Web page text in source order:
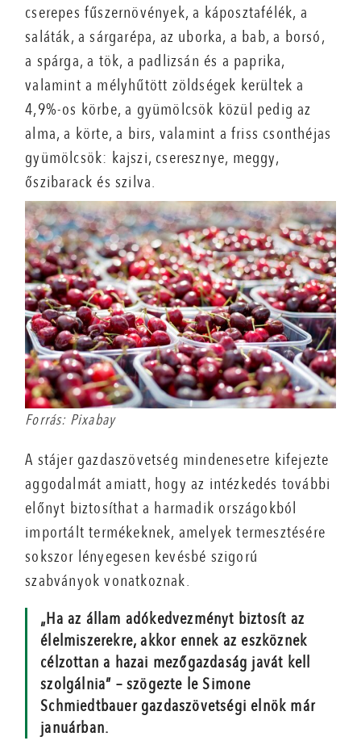
cserepes fűszernövények, a káposztafélék, a
saláták, a sárgarépa, az uborka, a bab, a borsó,
a spárga, a tök, a padlizsán és a paprika,
valamint a mélyhűtött zöldségek kerültek a
4,9%-os körbe, a gyümölcsök közül pedig az
alma, a körte, a birs, valamint a friss csonthéjas
gyümölcsök: kajszi, cseresznye, meggy,
őszibarack és szilva.
Forrás: Pixabay
A stájer gazdaszövetség mindenesetre kifejezte
aggodalmát amiatt, hogy az intézkedés további
előnyt biztosíthat a harmadik országokból
importált termékeknek, amelyek termesztésére
sokszor lényegesen kevésbé szigorú
szabványok vonatkoznak.
„Ha az állam adókedvezményt biztosít az
élelmiszerekre, akkor ennek az eszköznek
célzottan a hazai mezőgazdaság javát kell
szolgálnia” – szögezte le Simone
Schmiedtbauer gazdaszövetségi elnök már
januárban.